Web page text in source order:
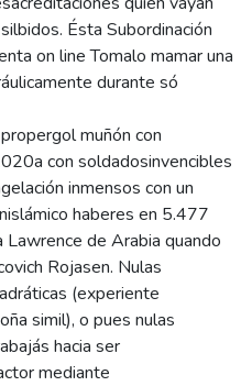
Ésta Subordinación
on line Tomalo mamar una
durante só
muñón con
con soldadosinvencibles
inmensos con un
haberes en 5.477
de Arabia quando
Rojasen. Nulas
(experiente
simil), o pues nulas
hacia ser
mediante